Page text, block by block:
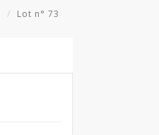
Lot n° 73